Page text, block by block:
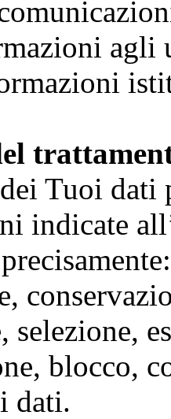
agli
Tuoi dati
indicate
selezione,
blocco,
dati.